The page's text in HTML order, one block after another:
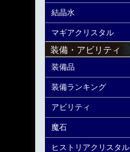
結晶水
マギアクリスタル
装備・アビリティ
装備品
装備ランキング
アビリティ
魔石
ヒストリアクリスタル